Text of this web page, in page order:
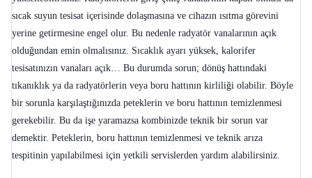
sıcak suyun tesisat içerisinde dolaşmasına ve cihazın ısıtma görevini
yerine getirmesine engel olur. Bu nedenle radyatör vanalarının açık
olduğundan emin olmalısınız. Sıcaklık ayarı yüksek, kalorifer
tesisatınızın vanaları açık… Bu durumda sorun; dönüş hattındaki
tıkanıklık ya da radyatörlerin veya boru hattının kirliliği olabilir. Böyle
bir sorunla karşılaştığınızda peteklerin ve boru hattının temizlenmesi
gerekebilir. Bu da işe yaramazsa kombinizde teknik bir sorun var
demektir. Peteklerin, boru hattının temizlenmesi ve teknik arıza
tespitinin yapılabilmesi için yetkili servislerden yardım alabilirsiniz.